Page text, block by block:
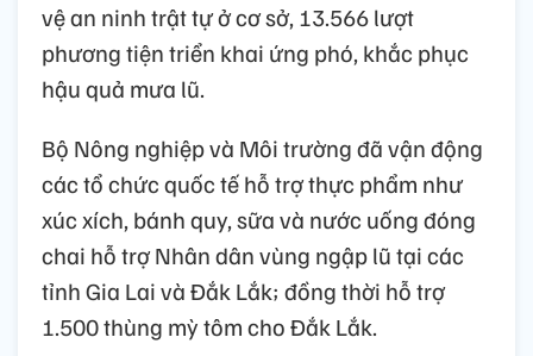
vệ an ninh trật tự ở cơ sở, 13.566 lượt
phương tiện triển khai ứng phó, khắc phục
hậu quả mưa lũ.
Bộ Nông nghiệp và Môi trường đã vận động
các tổ chức quốc tế hỗ trợ thực phẩm như
xúc xích, bánh quy, sữa và nước uống đóng
chai hỗ trợ Nhân dân vùng ngập lũ tại các
tỉnh Gia Lai và Đắk Lắk; đồng thời hỗ trợ
1.500 thùng mỳ tôm cho Đắk Lắk.